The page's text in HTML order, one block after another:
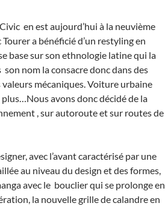
en est aujourd’hui à la neuvième
a bénéficié d’un restyling en
base sur son ethnologie latine qui la
nom la consacre donc dans des
mécaniques. Voiture urbaine
avons donc décidéde la
, sur autoroute et sur routes de
avec l’avant caractérisé par une
au niveau du design et des formes,
avec le bouclier qui se prolonge en
la nouvelle grille de calandre en